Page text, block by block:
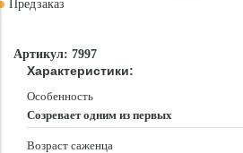
Предзаказ
Артикул: 7997
Характеристики:
Особенность
Созревает одним из первых
Возраст саженца